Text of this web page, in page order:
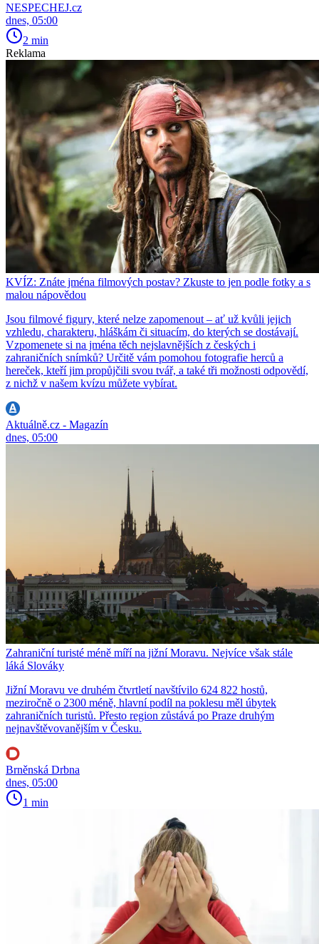
NESPECHEJ.cz
dnes, 05:00
2 min
Reklama
KVÍZ: Znáte jména filmových postav? Zkuste to jen podle fotky a s
malou nápovědou
Jsou filmové figury, které nelze zapomenout – ať už kvůli jejich
vzhledu, charakteru, hláškám či situacím, do kterých se dostávají.
Vzpomenete si na jména těch nejslavnějších z českých i
zahraničních snímků? Určitě vám pomohou fotografie herců a
hereček, kteří jim propůjčili svou tvář, a také tři možnosti odpovědí,
z nichž v našem kvízu můžete vybírat.
Aktuálně.cz - Magazín
dnes, 05:00
Zahraniční turisté méně míří na jižní Moravu. Nejvíce však stále
láká Slováky
Jižní Moravu ve druhém čtvrtletí navštívilo 624 822 hostů,
meziročně o 2300 méně, hlavní podíl na poklesu měl úbytek
zahraničních turistů. Přesto region zůstává po Praze druhým
nejnavštěvovanějším v Česku.
Brněnská Drbna
dnes, 05:00
1 min